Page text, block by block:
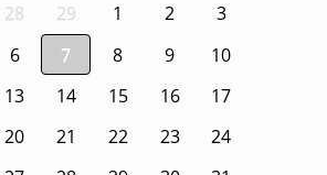
28 29 1 2
3
6 7 8 9
10
13 14 15 16
17
20 21 22 23
24